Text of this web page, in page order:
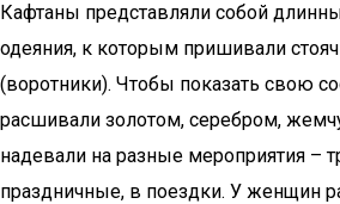
Кафтаны представляли собой
одеяния, к которым пришивали
(воротники). Чтобы показать свою
расшивали золотом, серебром,
надевали на разные мероприятия –
праздничные, в поездки. У женщин